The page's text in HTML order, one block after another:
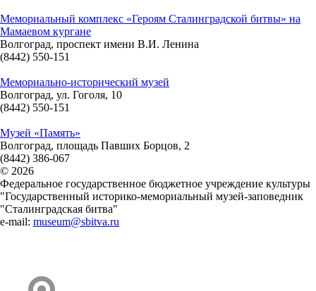
Мемориальный комплекс «Героям Сталинградской битвы» на
Мамаевом кургане
Волгоград, проспект имени В.И. Ленина
(8442) 550-151
Мемориально-исторический музей
Волгоград, ул. Гоголя, 10
(8442) 550-151
Музей «Память»
Волгоград, площадь Павших Борцов, 2
(8442) 386-067
© 2026
Федеральное государственное бюджетное учреждение культуры
"Государственный историко-мемориальный музей-заповедник
"Сталинградская битва"
e-mail: museum@sbitva.ru